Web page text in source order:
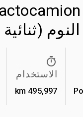
الاستخدام
495,997 km